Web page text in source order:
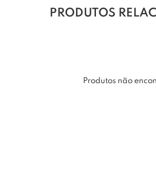
PRODUTOS
Produtos não